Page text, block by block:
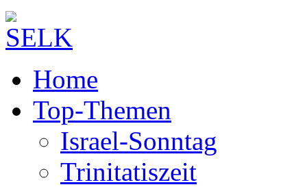
Home
Top-Themen
Israel-Sonntag
Trinitatiszeit